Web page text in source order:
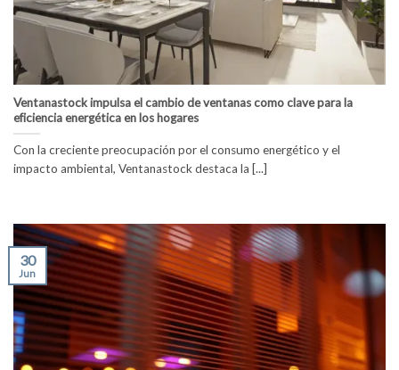
Ventanastock impulsa el cambio de ventanas como clave para la
eficiencia energética en los hogares
Con la creciente preocupación por el consumo energético y el
impacto ambiental, Ventanastock destaca la [...]
30
Jun